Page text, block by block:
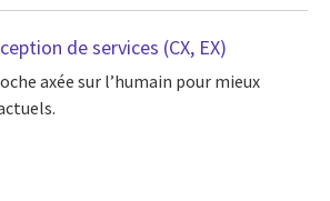
de services (CX, EX)
axée sur l’humain pour mieux